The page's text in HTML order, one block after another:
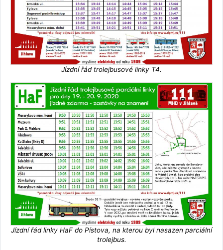
Jízdní řád trolejbusové linky T4.
Jízdní řád linky HaF do Pístova, na kterou byl nasazen parciální
trolejbus.